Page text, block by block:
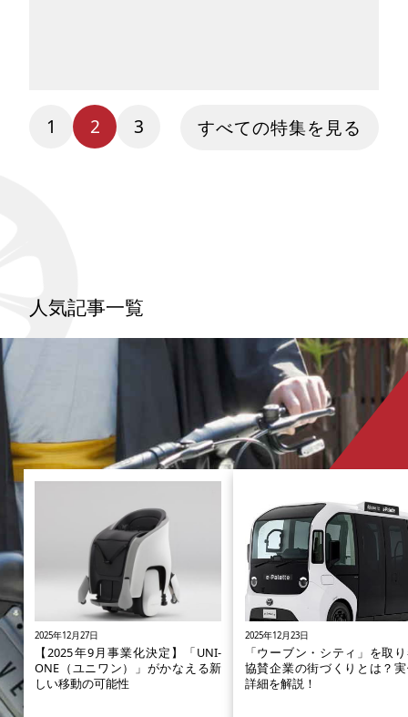
ジョンレノンの思い出とともに、万平ホテルやカ
フェなどの軽井沢スポットを巡る旅に出かけませ
するモビリティで来訪できるエリアから、ジョン
1 2 3 すべての特集を見る
人気記事一覧
2025年12月27日
【2025年9月事業化決定】「UNI-
ONE（ユニワン）」がかなえる新
しい移動の可能性
2025年12月23日
「ウーブン・シティ」を取
協賛企業の街づくりとは？
詳細を解説！